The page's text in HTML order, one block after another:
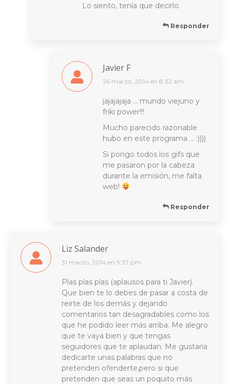
Lo siento, tenía que decirlo.
Responder
Javier F
dice:
26 marzo, 2014 en 8:32 am
jajajajaja … mundo viejuno y
friki power!!!
Mucho parecido razonable
hubo en este programa … :))))
Si pongo todos los gifs que
me pasaron por la cabeza
durante la emisión, me falta
web!
Responder
Liz Salander
dice:
31 marzo, 2014 en 9:37 pm
Plas plas plas (aplausos para ti Javier).
Que bien te lo debes de pasar a costa de
reirte de los demás y dejando
comentarios tan desagradables como los
que he podido leer más arriba. Me alegro
que te vaya bien y que tengas
seguidores que te aplaudan. Me gustaría
dedicarte unas palabras que no
pretenden ofenderte,pero si que
pretenden que seas un poquito más